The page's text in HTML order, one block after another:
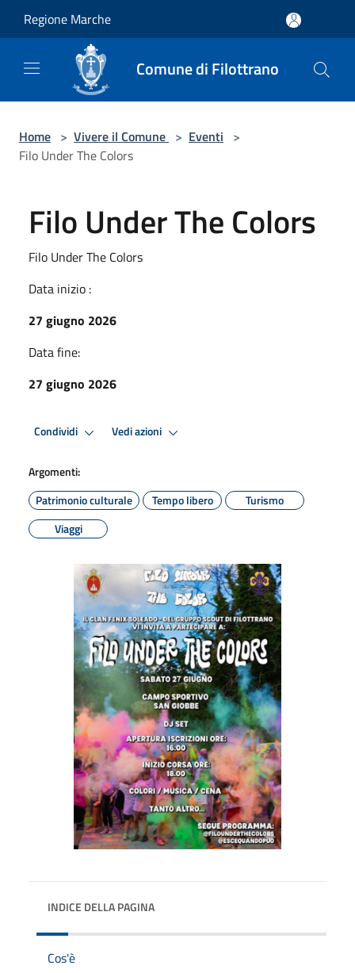
Regione Marche
Comune di Filottrano
Home > Vivere il Comune > Eventi >
Filo Under The Colors
Filo Under The Colors
Filo Under The Colors
Data inizio :
27 giugno 2026
Data fine:
27 giugno 2026
Condividi Vedi azioni
Argomenti:
Patrimonio culturale
Tempo libero
Turismo
Viaggi
INDICE DELLA PAGINA
Cos'è